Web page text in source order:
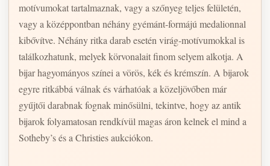
motívumokat tartalmaznak, vagy a szőnyeg teljes felületén,
vagy a középpontban néhány gyémánt-formájú medalionnal
kibővítve. Néhány ritka darab esetén virág-motívumokkal is
találkozhatunk, melyek körvonalait finom selyem alkotja. A
bijar hagyományos színei a vörös, kék és krémszín. A bijarok
egyre ritkábbá válnak és várhatóak a közeljövőben már
gyűjtői darabnak fognak minősülni, tekintve, hogy az antik
bijarok folyamatosan rendkívül magas áron kelnek el mind a
Sotheby’s és a Christies aukciókon.